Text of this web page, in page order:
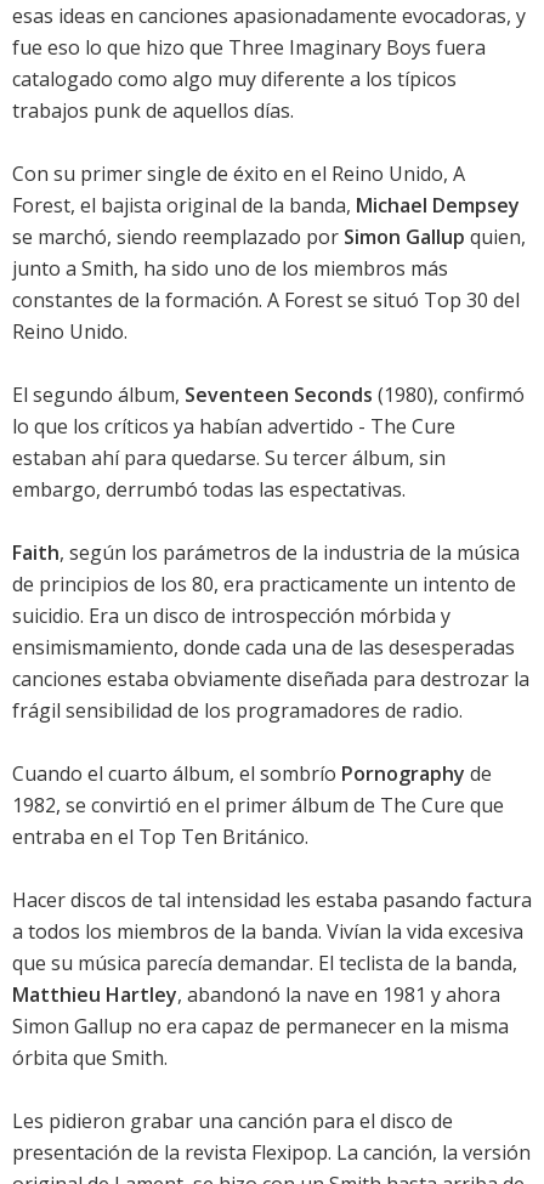
esas ideas en canciones apasionadamente evocadoras, y
fue eso lo que hizo que Three Imaginary Boys fuera
catalogado como algo muy diferente a los típicos
trabajos punk de aquellos días.
Con su primer single de éxito en el Reino Unido, A
Forest, el bajista original de la banda, Michael Dempsey
se marchó, siendo reemplazado por Simon Gallup quien,
junto a Smith, ha sido uno de los miembros más
constantes de la formación. A Forest se situó Top 30 del
Reino Unido.
El segundo álbum, Seventeen Seconds (1980), confirmó
lo que los críticos ya habían advertido - The Cure
estaban ahí para quedarse. Su tercer álbum, sin
embargo, derrumbó todas las espectativas.
Faith, según los parámetros de la industria de la música
de principios de los 80, era practicamente un intento de
suicidio. Era un disco de introspección mórbida y
ensimismamiento, donde cada una de las desesperadas
canciones estaba obviamente diseñada para destrozar la
frágil sensibilidad de los programadores de radio.
Cuando el cuarto álbum, el sombrío Pornography de
1982, se convirtió en el primer álbum de The Cure que
entraba en el Top Ten Británico.
Hacer discos de tal intensidad les estaba pasando factura
a todos los miembros de la banda. Vivían la vida excesiva
que su música parecía demandar. El teclista de la banda,
Matthieu Hartley, abandonó la nave en 1981 y ahora
Simon Gallup no era capaz de permanecer en la misma
órbita que Smith.
Les pidieron grabar una canción para el disco de
presentación de la revista Flexipop. La canción, la versión